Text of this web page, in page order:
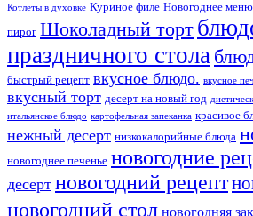
Котлеты в духовке Куриное филе Новогоднее
пирог Шоколадный торт
праздничного стола
быстрый рецепт вкусное блюдо. вкусное
вкусный торт десерт на новый год
итальянское блюдо картофельная запеканка красивое
нежный десерт низкокалорийные блюда
новогоднее печенье новогодние
десерт новогодний рецепт
новогодний стол новогодняя